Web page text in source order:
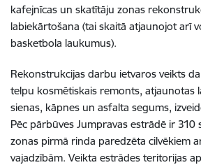
kafejnīcas un skatītāju zonas
labiekārtošana (tai skaitā atjaunojot arī
basketbola laukumus).
Rekonstrukcijas darbu ietvaros veikts
telpu kosmētiskais remonts, atjaunotas
sienas, kāpnes un asfalta segums,
Pēc pārbūves Jumpravas estrādē ir 310
zonas pirmā rinda paredzēta cilvēkiem
vajadzībām. Veikta estrādes teritorijas